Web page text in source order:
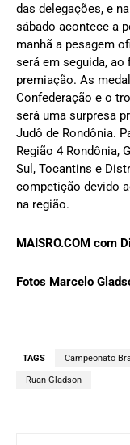
das delegações, e
sábado acontece a
manhã a pesagem
será em seguida, ao
premiação. As
Confederação e o
será uma surpresa
Judô de Rondônia.
Região 4 Rondônia,
Sul, Tocantins e
competição devido
na região.
MAISRO.COM com
Fotos Marcelo
TAGS Campeonato
Ruan Gladson